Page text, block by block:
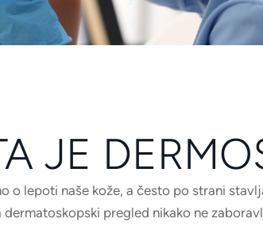
JE
o lepoti naše kože, a često po strani
dermatoskopski pregled nikako ne